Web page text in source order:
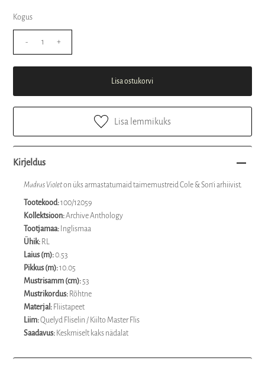
Kogus
- +
Lisa lemmikuks
Kirjeldus
Madras Violeton üks armastatumaid taimemustreid Cole & Son'i arhiivist.
Tootekood:100/12059
Kollektsioon:Archive Anthology
Tootjamaa: Inglismaa
Ühik: RL
Laius (m):0.53
Pikkus (m):10.05
Mustrisamm (cm): 53
Mustrikordus: Rõhtne
Materjal: Fliistapeet
Liim:Quelyd Fliselin / Kiilto Master Flis
Saadavus: Keskmiselt kaks nädalat